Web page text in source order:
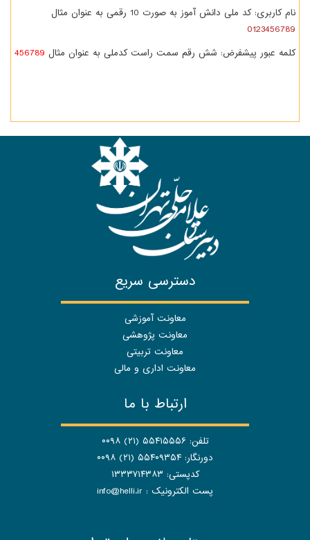
نام کاربری: کد ملی دانش آموز به صورت 10 رقمی به عنوان مثال
0123456789
کلمه عبور پیشفرض: شش رقم سمت راست کدملی به عنوان مثال 456789
دسترسی سریع
معاونت آموزشی
معاونت پژوهشی
معاونت تربیتی
معاونت اداری و مالی
ارتباط با ما
تلفن: ۵۵۴۱۵۵۵۶ (۲۱) ۰۰۹۸
دورنگار: ۵۵۴۰۹۳۵۴ (۲۱) ۰۰۹۸
کدپستی: ۱۳۳۳۷۱۴۳۸۳
پست الکترونیک : info@helli.ir